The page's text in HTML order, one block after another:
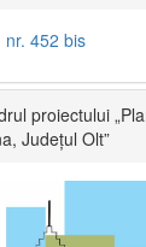
nr. 452 bis
proiectului
Județul Olt”